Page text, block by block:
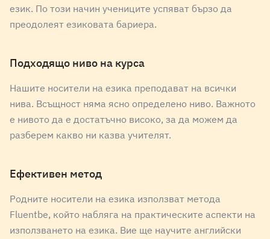
НОСИТЕЛ НА ЕЗИКА
НОСИТЕЛ НА ЕЗИКА
Radosław
englishMother tongue
НОСИТЕЛ НА ЕЗИКА
Adaora
englishMother tongue
език. По този начин учениците успяват бързо да
преодолеят езиковата бариера.
Подходящо ниво на курса
Нашите носители на езика преподават на всички
нива. Всъщност няма ясно определено ниво. Важното
е нивото да е достатъчно високо, за да можем да
разберем какво ни казва учителят.
Ефективен метод
Родните носители на езика използват метода
Fluentbe, който набляга на практическите аспекти на
използването на езика. Вие ще научите английски